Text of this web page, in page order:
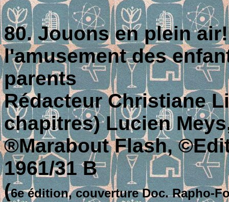
80. Jouons en plein
l'amusement des
parents
Rédacteur Christiane
chapitres) Lucien
®Marabout Flash,
1961/31 B
(6e édition, couverture Doc. Rapho-